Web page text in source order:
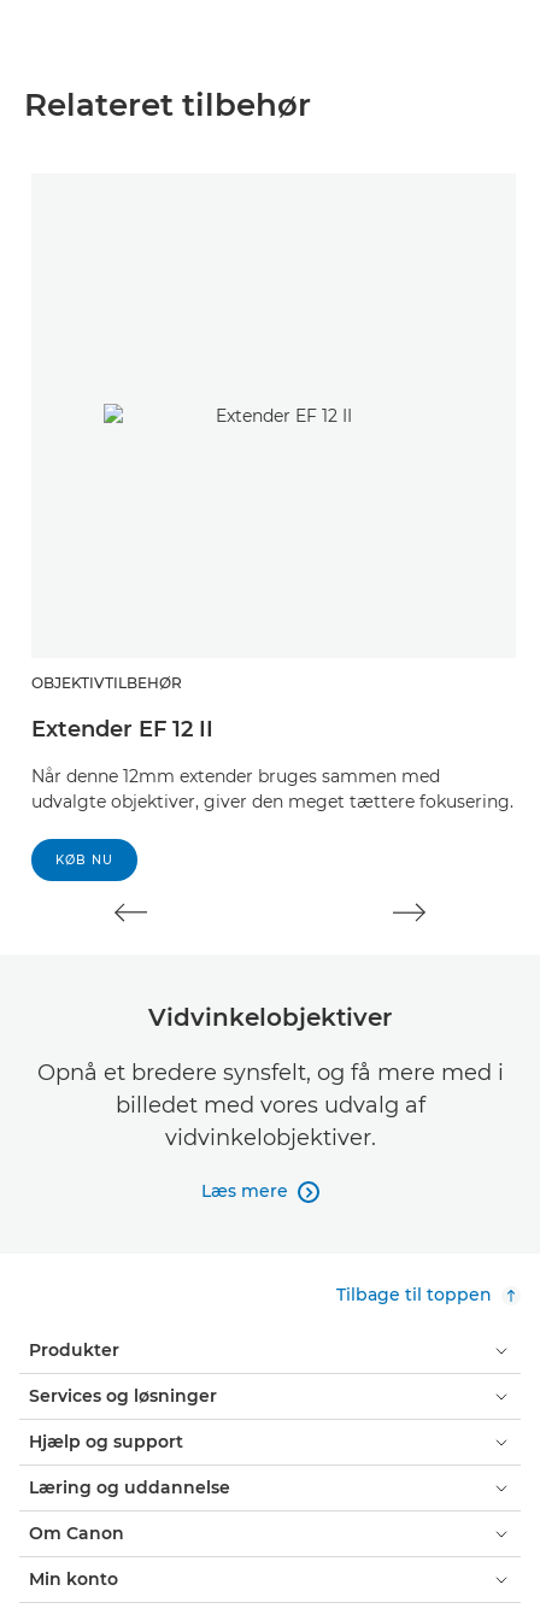
Relateret tilbehør
OBJEKTIVTILBEHØR
Extender EF 12 II
Når denne 12mm extender bruges sammen med
udvalgte objektiver, giver den meget tættere fokusering.
KØB NU
Vidvinkelobjektiver
Opnå et bredere synsfelt, og få mere med i
billedet med vores udvalg af
vidvinkelobjektiver.
Læs mere 
Tilbage til toppen
Produkter
Services og løsninger
Hjælp og support
Læring og uddannelse
Om Canon
Min konto